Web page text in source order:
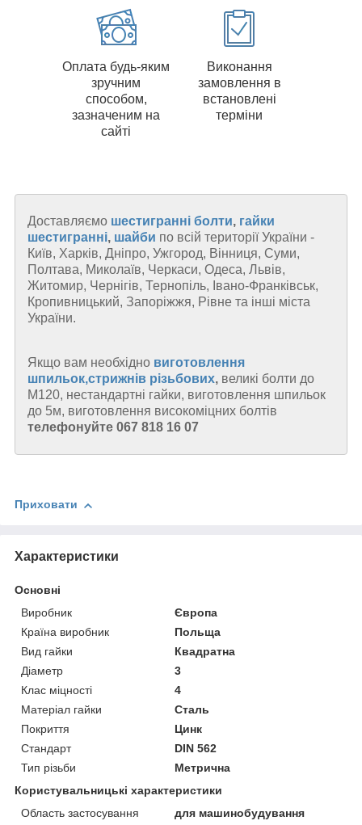
Оплата будь-яким
зручним
способом,
зазначеним на
сайті
Виконання
замовлення в
встановлені
терміни
Доставляємо шестигранні болти, гайки
шестигранні, шайби по всій території України -
Київ, Харків, Дніпро, Ужгород, Вінниця, Суми,
Полтава, Миколаїв, Черкаси, Одеса, Львів,
Житомир, Чернігів, Тернопіль, Івано-Франківськ,
Кропивницький, Запоріжжя, Рівне та інші міста
України.
Якщо вам необхідно виготовлення
шпильок,стрижнів різьбових, великі болти до
М120, нестандартні гайки, виготовлення шпильок
до 5м, виготовлення високоміцних болтів
телефонуйте 067 818 16 07
Приховати
Характеристики
Основні
Виробник
Європа
Країна виробник
Польща
Вид гайки
Квадратна
Діаметр
3
Клас міцності
4
Матеріал гайки
Сталь
Покриття
Цинк
Стандарт
DIN 562
Тип різьби
Метрична
Користувальницькі характеристики
Область застосування
для машинобудування